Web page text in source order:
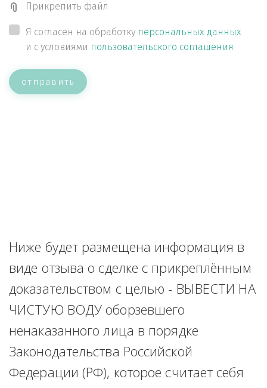
Прикрепить файл
Я согласен на обработку персональных данных
и с условиями пользовательского соглашения
отправить
Ниже будет размещена информация в
виде отзыва о сделке с прикреплённым
доказательством с целью - ВЫВЕСТИ НА
ЧИСТУЮ ВОДУ оборзевшего
ненаказанного лица в порядке
Законодательства Российской
Федерации (РФ), которое считает себя